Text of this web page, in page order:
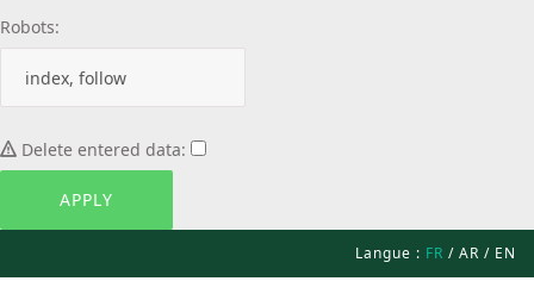
Robots:
Delete entered data:
Langue : FR / AR / EN